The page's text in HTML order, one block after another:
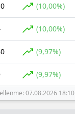
(10,00%)
(10,00%)
(9,97%)
(9,97%)
07.08.2026 18:10